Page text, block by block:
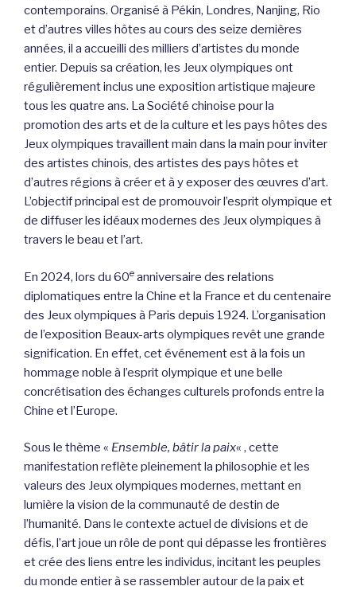
contemporains. Organisé à Pékin, Londres, Nanjing, Rio
et d’autres villes hôtes au cours des seize dernières
années, il a accueilli des milliers d’artistes du monde
entier. Depuis sa création, les Jeux olympiques ont
régulièrement inclus une exposition artistique majeure
tous les quatre ans. La Société chinoise pour la
promotion des arts et de la culture et les pays hôtes des
Jeux olympiques travaillent main dans la main pour inviter
des artistes chinois, des artistes des pays hôtes et
d’autres régions à créer et à y exposer des œuvres d’art.
L’objectif principal est de promouvoir l’esprit olympique et
de diffuser les idéaux modernes des Jeux olympiques à
travers le beau et l’art.
En 2024, lors du 60e anniversaire des relations
diplomatiques entre la Chine et la France et du centenaire
des Jeux olympiques à Paris depuis 1924. L’organisation
de l’exposition Beaux-arts olympiques revêt une grande
signification. En effet, cet événement est à la fois un
hommage noble à l’esprit olympique et une belle
concrétisation des échanges culturels profonds entre la
Chine et l’Europe.
Sous le thème « Ensemble, bâtir la paix« , cette
manifestation reflète pleinement la philosophie et les
valeurs des Jeux olympiques modernes, mettant en
lumière la vision de la communauté de destin de
l’humanité. Dans le contexte actuel de divisions et de
défis, l’art joue un rôle de pont qui dépasse les frontières
et crée des liens entre les individus, incitant les peuples
du monde entier à se rassembler autour de la paix et